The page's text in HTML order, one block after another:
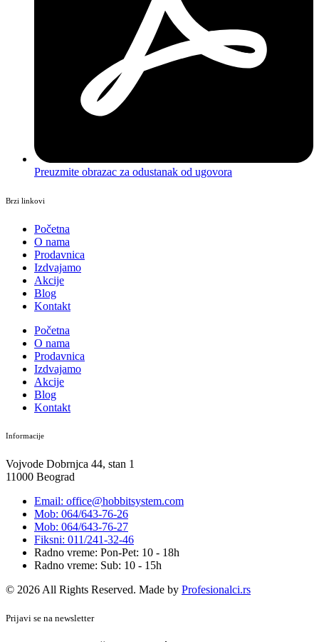
Preuzmite obrazac za odustanak od ugovora
Brzi linkovi
Početna
O nama
Prodavnica
Izdvajamo
Akcije
Blog
Kontakt
Početna
O nama
Prodavnica
Izdvajamo
Akcije
Blog
Kontakt
Informacije
Vojvode Dobrnjca 44, stan 1
11000 Beograd
Email: office@hobbitsystem.com
Mob: 064/643-76-26
Mob: 064/643-76-27
Fiksni: 011/241-32-46
Radno vreme: Pon-Pet: 10 - 18h
Radno vreme: Sub: 10 - 15h
© 2026 All Rights Reserved. Made by Profesionalci.rs
Prijavi se na newsletter